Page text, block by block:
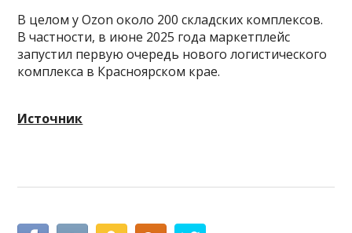
В целом у Ozon около 200 складских комплексов.
В частности, в июне 2025 года маркетплейс
запустил первую очередь нового логистического
комплекса в Красноярском крае.
Источник